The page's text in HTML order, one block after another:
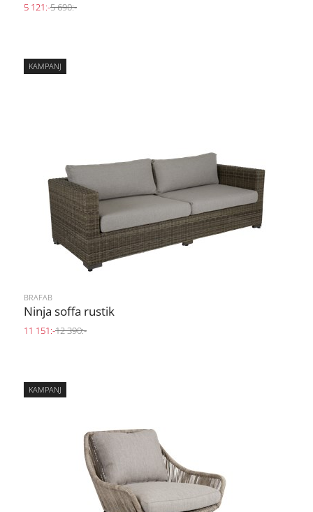
5 121:-5 690:-
KAMPANJ
BRAFAB
Ninja soffa rustik
11 151:-12 390:-
KAMPANJ